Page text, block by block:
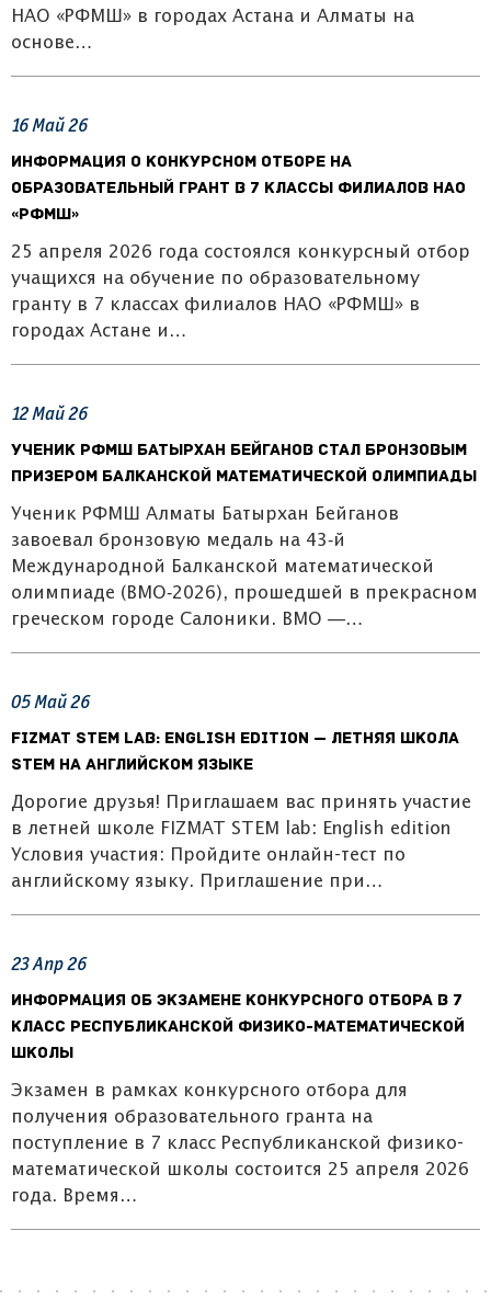
НАО «РФМШ» в городах Астана и Алматы на
основе…
16Май26
Информация о конкурсном отборе на
образовательный грант в 7 классы филиалов НАО
«РФМШ»
25 апреля 2026 года состоялся конкурсный отбор
учащихся на обучение по образовательному
гранту в 7 классах филиалов НАО «РФМШ» в
городах Астане и…
12Май26
Ученик РФМШ Батырхан Бейганов стал бронзовым
призером Балканской математической олимпиады
Ученик РФМШ Алматы Батырхан Бейганов
завоевал бронзовую медаль на 43‑й
Международной Балканской математической
олимпиаде (BMO‑2026), прошедшей в прекрасном
греческом городе Салоники. BMO —…
05Май26
FIZMAT STEM Lab: English Edition — летняя школа
STEM на английском языке
Дорогие друзья! Приглашаем вас принять участие
в летней школе FIZMAT STEM lab: English edition
Условия участия: Пройдите онлайн-тест по
английскому языку. Приглашение при…
23Апр26
Информация об экзамене конкурсного отбора в 7
класс Республиканской физико-математической
школы
Экзамен в рамках конкурсного отбора для
получения образовательного гранта на
поступление в 7 класс Республиканской физико-
математической школы состоится 25 апреля 2026
года. Время…